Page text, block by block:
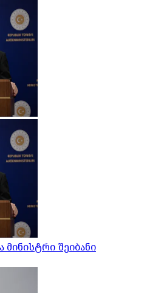
მინისტრი შეიბანი